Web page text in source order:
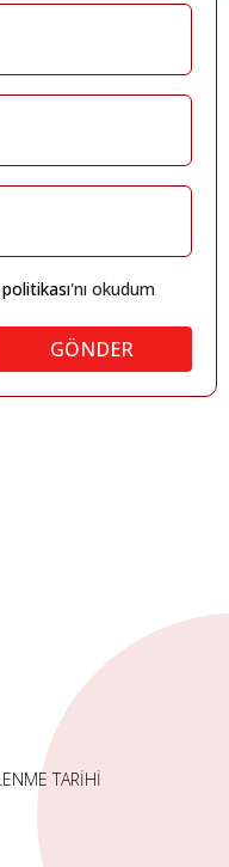
'nı okudum
GÖNDER
TARİHİ